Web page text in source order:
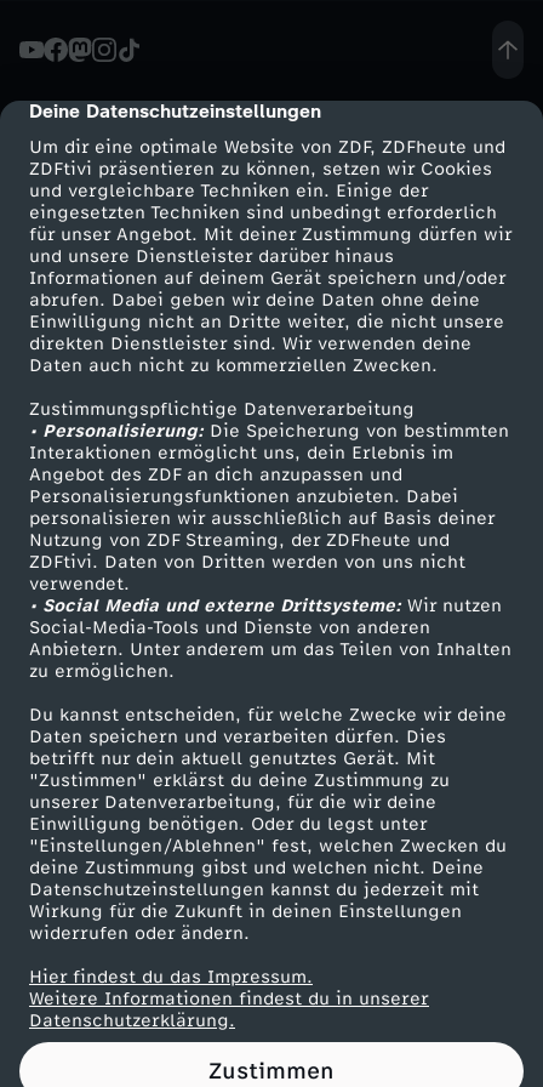
cmp-dialog-description
Deine Datenschutzeinstellungen
Um dir eine optimale Website von ZDF, ZDFheute und
ZDFtivi präsentieren zu können, setzen wir Cookies
und vergleichbare Techniken ein. Einige der
eingesetzten Techniken sind unbedingt erforderlich
für unser Angebot. Mit deiner Zustimmung dürfen wir
und unsere Dienstleister darüber hinaus
Informationen auf deinem Gerät speichern und/oder
abrufen. Dabei geben wir deine Daten ohne deine
Einwilligung nicht an Dritte weiter, die nicht unsere
direkten Dienstleister sind. Wir verwenden deine
Daten auch nicht zu kommerziellen Zwecken.
Zustimmungspflichtige Datenverarbeitung
• Personalisierung:Die Speicherung von bestimmten
Interaktionen ermöglicht uns, dein Erlebnis im
Angebot des ZDF an dich anzupassen und
Personalisierungsfunktionen anzubieten. Dabei
personalisieren wir ausschließlich auf Basis deiner
Nutzung von ZDF Streaming, der ZDFheute und
ZDFtivi. Daten von Dritten werden von uns nicht
verwendet.
• Social Media und externe Drittsysteme:Wir nutzen
Social-Media-Tools und Dienste von anderen
Anbietern. Unter anderem um das Teilen von Inhalten
zu ermöglichen.
Du kannst entscheiden, für welche Zwecke wir deine
Daten speichern und verarbeiten dürfen. Dies
betrifft nur dein aktuell genutztes Gerät. Mit
"Zustimmen" erklärst du deine Zustimmung zu
unserer Datenverarbeitung, für die wir deine
Einwilligung benötigen. Oder du legst unter
"Einstellungen/Ablehnen" fest, welchen Zwecken du
deine Zustimmung gibst und welchen nicht. Deine
Datenschutzeinstellungen kannst du jederzeit mit
Wirkung für die Zukunft in deinen Einstellungen
widerrufen oder ändern.
Hier findest du das Impressum.
Weitere Informationen findest du in unserer
Datenschutzerklärung.
Zustimmen
h
t
e
-
"
S
i
e
w
i
n
k
t
e
n
a
u
s
Mehr ZDF
ZDF-Apps
Smart TV
ZDFtext
Livestreams
Sendungen A-Z
TV-Programm
Service
ZDFmitreden
Kontakt zum ZDF
Tickets
Zuschauerservice
Hilfe
ZDF Unternehmen
Karriere
ZDF goes Schule
Werbefernsehen
Mainzelmännchen
Partner